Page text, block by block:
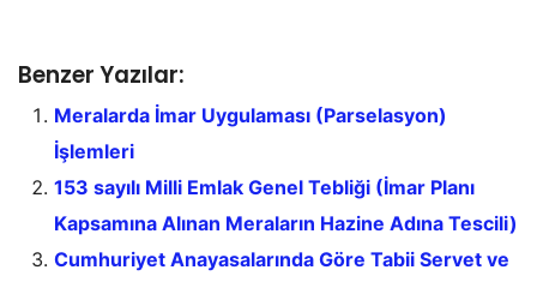
Benzer Yazılar:
Meralarda İmar Uygulaması (Parselasyon)
İşlemleri
153 sayılı Milli Emlak Genel Tebliği (İmar Planı
Kapsamına Alınan Meraların Hazine Adına Tescili)
Cumhuriyet Anayasalarında Göre Tabii Servet ve